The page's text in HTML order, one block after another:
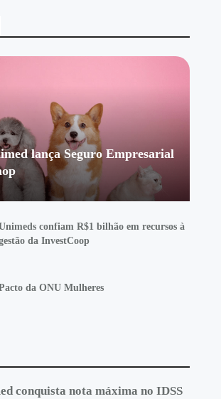
lança Seguro Empresarial
confiam R$1 bilhão em recursos à
da InvestCoop
da ONU Mulheres
conquista nota máxima no IDSS